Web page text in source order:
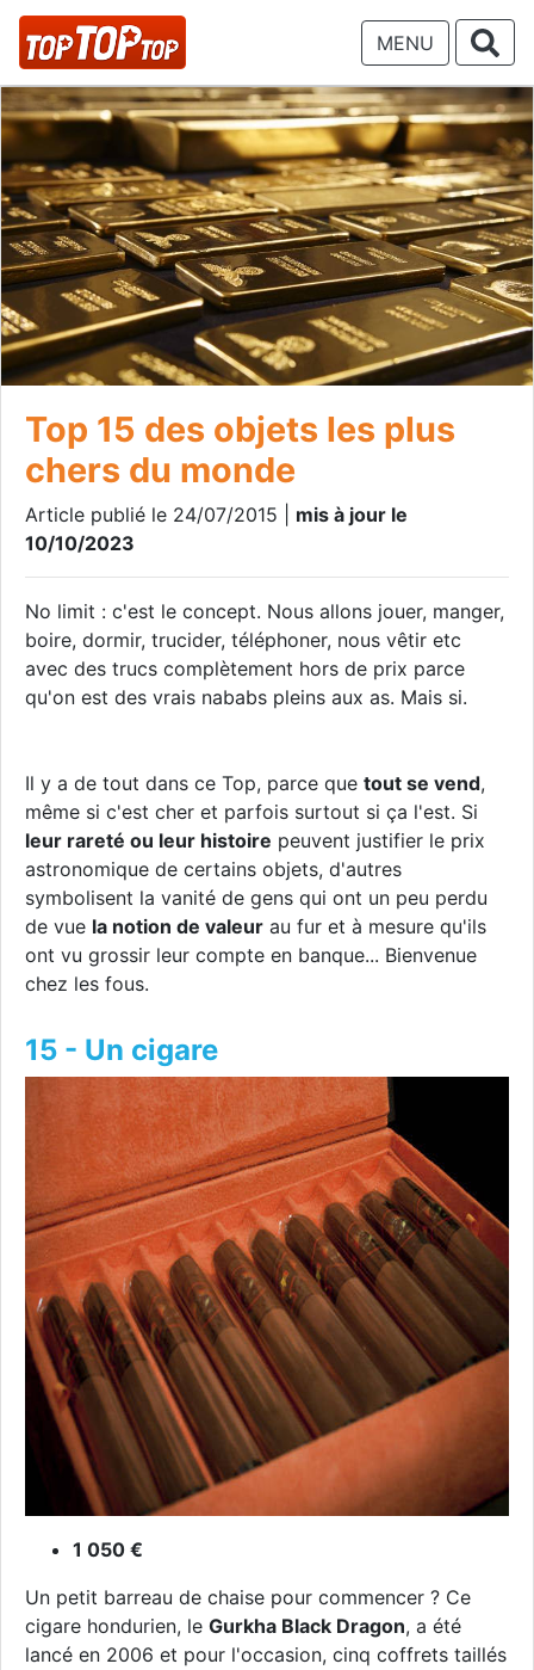
MENU
Top 15 des objets les plus
chers du monde
Article publié le 24/07/2015 | mis à jour le
10/10/2023
No limit : c'est le concept. Nous allons jouer, manger,
boire, dormir, trucider, téléphoner, nous vêtir etc
avec des trucs complètement hors de prix parce
qu'on est des vrais nababs pleins aux as. Mais si.
Il y a de tout dans ce Top, parce que tout se vend,
même si c'est cher et parfois surtout si ça l'est. Si
leur rareté ou leur histoire peuvent justifier le prix
astronomique de certains objets, d'autres
symbolisent la vanité de gens qui ont un peu perdu
de vue la notion de valeur au fur et à mesure qu'ils
ont vu grossir leur compte en banque... Bienvenue
chez les fous.
15 - Un cigare
1 050 €
Un petit barreau de chaise pour commencer ? Ce
cigare hondurien, le Gurkha Black Dragon, a été
lancé en 2006 et pour l'occasion, cinq coffrets taillés